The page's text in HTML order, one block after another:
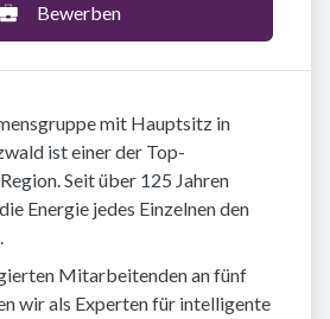
Bewerben
mit Hauptsitz in
ist einer der Top-
Seit über 125 Jahren
Energie jedes Einzelnen den
Mitarbeitenden an fünf
wir als Experten für intelligente